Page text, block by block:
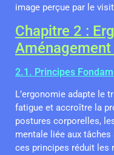
image perçue par le
Chapitre 2 :
Aménagement
2.1. Principes
L’ergonomie adapte le
fatigue et accroître la
postures corporelles,
mentale liée aux
ces principes réduit les